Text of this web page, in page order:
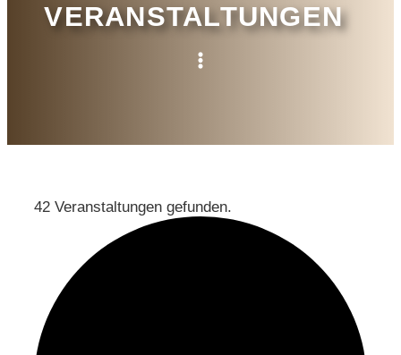
VERANSTALTUNGEN
42 Veranstaltungen gefunden.